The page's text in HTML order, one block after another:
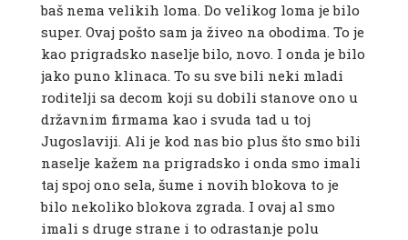
baš nema velikih loma. Do velikog loma je bilo
super. Ovaj pošto sam ja živeo na obodima. To je
kao prigradsko naselje bilo, novo. I onda je bilo
jako puno klinaca. To su sve bili neki mladi
roditelji sa decom koji su dobili stanove ono u
državnim firmama kao i svuda tad u toj
Jugoslaviji. Ali je kod nas bio plus što smo bili
naselje kažem na prigradsko i onda smo imali
taj spoj ono sela, šume i novih blokova to je
bilo nekoliko blokova zgrada. I ovaj al smo
imali s druge strane i to odrastanje polu